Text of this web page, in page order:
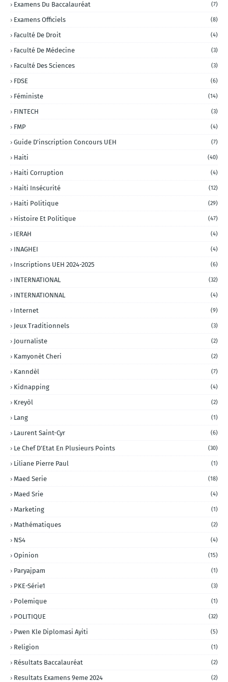
Examens Du Baccalauréat (7)
Examens Officiels (8)
Faculté De Droit (4)
Faculté De Médecine (3)
Faculté Des Sciences (3)
FDSE (6)
Féministe (14)
FINTECH (3)
FMP (4)
Guide D'inscription Concours UEH (7)
Haiti (40)
Haiti Corruption (4)
Haiti Insécurité (12)
Haiti Politique (29)
Histoire Et Politique (47)
IERAH (4)
INAGHEI (4)
Inscriptions UEH 2024-2025 (6)
INTERNATIONAL (32)
INTERNATIONNAL (4)
Internet (9)
Jeux Traditionnels (3)
Journaliste (2)
Kamyonèt Cheri (2)
Kanndèl (7)
Kidnapping (4)
Kreyòl (2)
Lang (1)
Laurent Saint-Cyr (6)
Le Chef D'Etat En Plusieurs Points (30)
Liliane Pierre Paul (1)
Maed Serie (18)
Maed Srie (4)
Marketing (1)
Mathématiques (2)
NS4 (4)
Opinion (15)
Paryajpam (1)
PKE-Série1 (3)
Polemique (1)
POLITIQUE (32)
Pwen Kle Diplomasi Ayiti (5)
Religion (1)
Résultats Baccalauréat (2)
Resultats Examens 9eme 2024 (2)